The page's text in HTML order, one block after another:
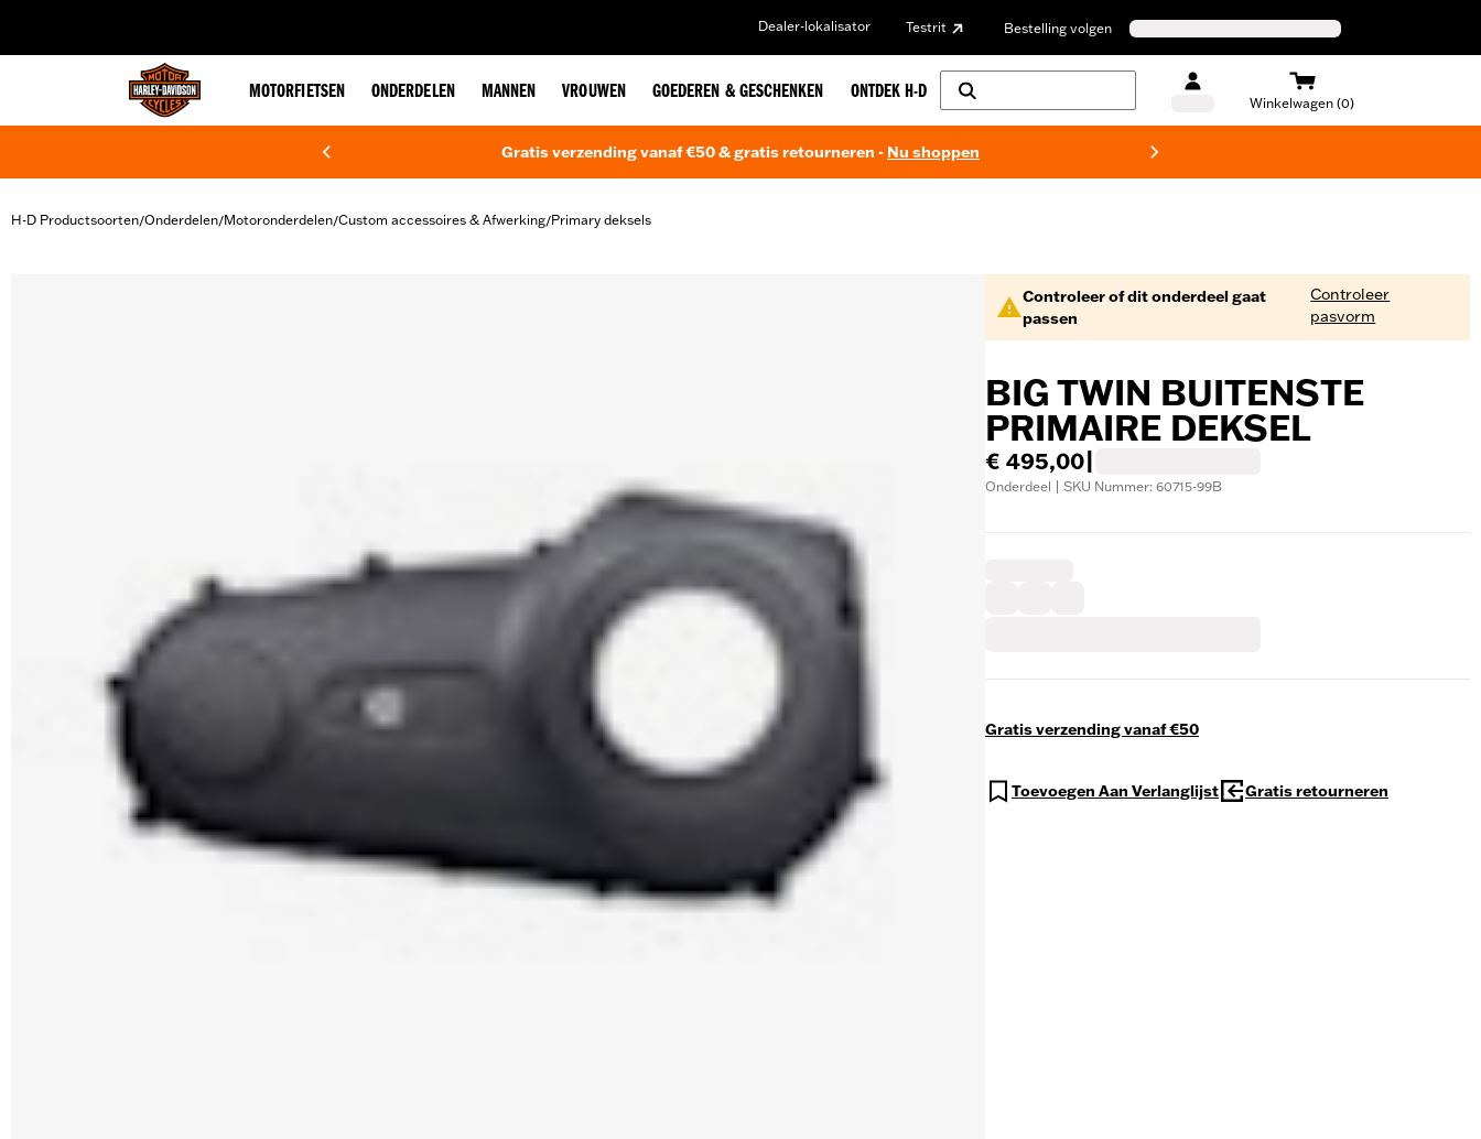
Dealer-lokalisator Testrit Bestelling volgen
MOTORFIETSEN ONDERDELEN MANNEN VROUWEN GOEDEREN & GESCHENKEN ONTDEK H-D
Winkelwagen (0)
Gratis verzending vanaf €50 & gratis retourneren - Nu shoppen
H-D Productsoorten/Onderdelen/Motoronderdelen/Custom accessoires & Afwerking/Primary deksels
Controleer of dit onderdeel gaat
passen
Controleer
pasvorm
BIG TWIN BUITENSTE
PRIMAIRE DEKSEL
€ 495,00
Onderdeel | SKU Nummer: 60715-99B
Gratis verzending vanaf €50
Toevoegen Aan Verlanglijst Gratis retourneren